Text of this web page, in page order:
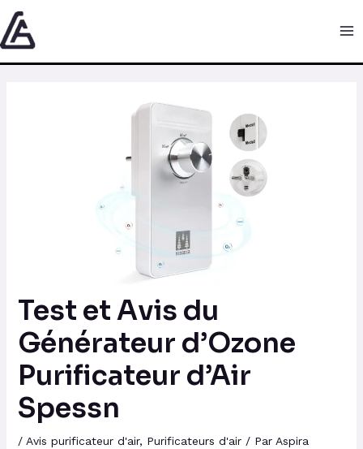
Aller
au
contenu
Test et Avis du
Générateur d’Ozone
Purificateur d’Air
Spessn
/ Avis purificateur d'air, Purificateurs d'air/ Par Aspira